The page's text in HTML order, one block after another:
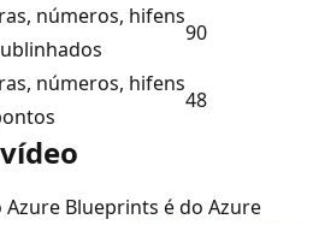
números, hifens
90
números, hifens
48
Blueprints é do Azure